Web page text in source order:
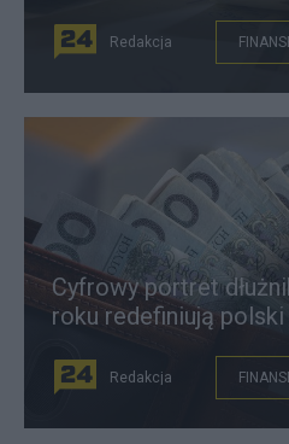
Redakcja
Cyfrowy portret
roku redefiniują
Redakcja